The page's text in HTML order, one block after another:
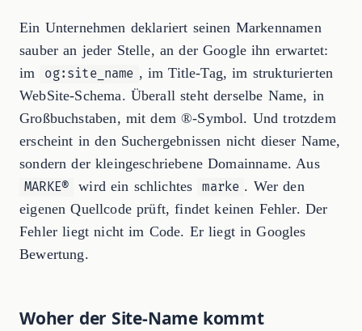
Ein Unternehmen deklariert seinen Markennamen
sauber an jeder Stelle, an der Google ihn erwartet:
im
og:site_name , im Title-Tag, im strukturierten
WebSite-Schema. Überall steht derselbe Name, in
Großbuchstaben, mit dem ®-Symbol. Und trotzdem
erscheint in den Suchergebnissen nicht dieser Name,
sondern der kleingeschriebene Domainname. Aus
MARKE® wird ein schlichtes marke . Wer den
eigenen Quellcode prüft, findet keinen Fehler. Der
Fehler liegt nicht im Code. Er liegt in Googles
Bewertung.
Woher der Site-Name kommt